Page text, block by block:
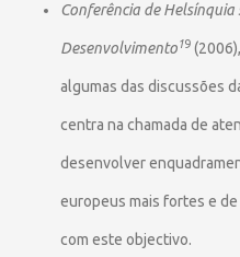
Conferência de
Desenvolvimento19
algumas das discussões
centra na chamada de
desenvolver
europeus mais fortes e
com este objectivo.